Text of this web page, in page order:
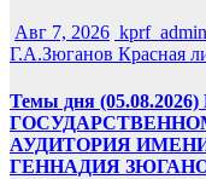
Авг 7, 2026 kprf_admin
Г.А.Зюганов Красная
Темы дня
АУДИТОРИЯ
ГЕННАДИЯ